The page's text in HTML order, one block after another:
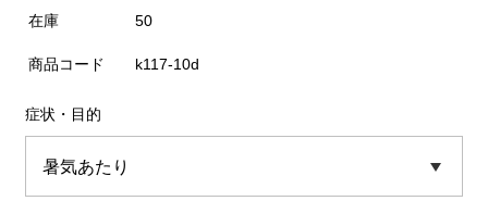
在庫 50
商品コード k117-10d
症状・目的